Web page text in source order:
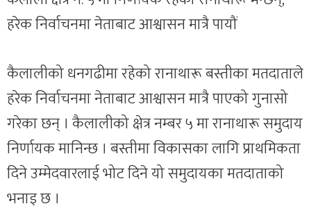
हरेक निर्वाचनमा नेताबाट आश्वासन मात्रै पायौं
कैलालीको धनगढीमा रहेको रानाथारू बस्तीका मतदाताले
हरेक निर्वाचनमा नेताबाट आश्वासन मात्रै पाएको गुनासो
गरेका छन् । कैलालीको क्षेत्र नम्बर ५ मा रानाथारू समुदाय
निर्णायक मानिन्छ । बस्तीमा विकासका लागि प्राथमिकता
दिने उम्मेदवारलाई भोट दिने यो समुदायका मतदाताको
भनाइ छ ।